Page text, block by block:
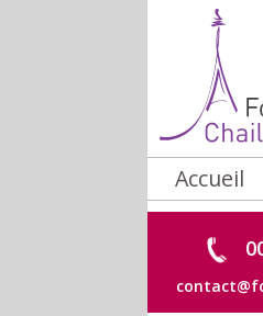
Accueil